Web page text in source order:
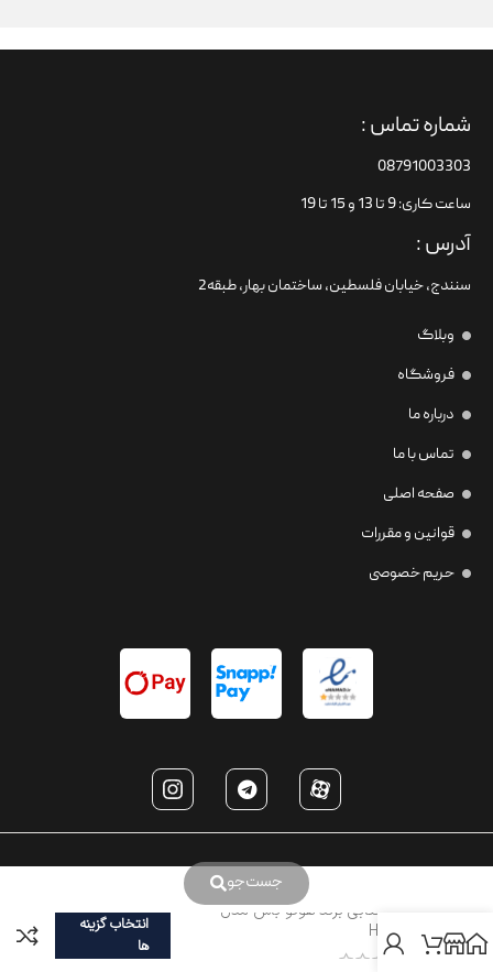
جست‌جو
شماره تماس :
08791003303
ساعت کاری: 9 تا 13 و 15 تا 19
آدرس :
سنندج، خیابان فلسطین،‌ ساختمان بهار، طبقه2
وبلاگ
فروشگاه
درباره ما
تماس با ما
صفحه اصلی
قوانین و مقررات
حریم خصوصی
عینک آفتابی برند هوگو باس مدل
HB1364
انتخاب گزینه
ها